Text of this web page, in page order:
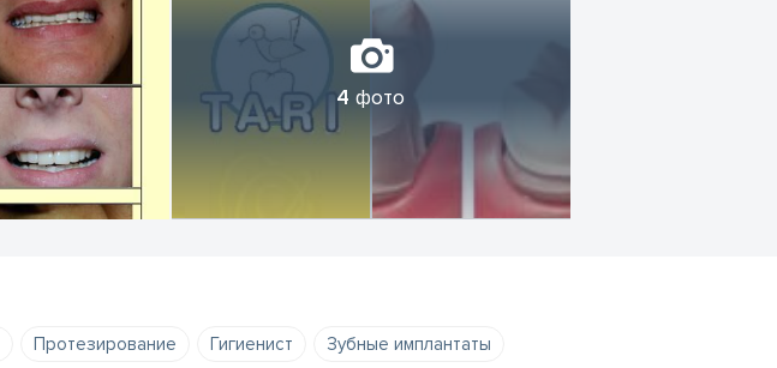
4 фото
Протезирование Гигиенист
Зубные имплантаты